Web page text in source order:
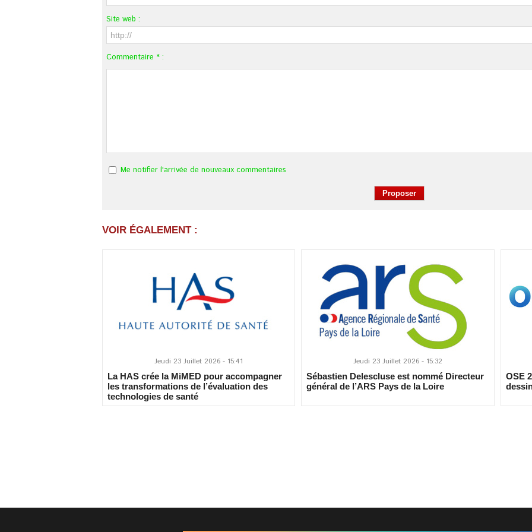
Site web :
Commentaire * :
Me notifier l'arrivée de nouveaux commentaires
VOIR ÉGALEMENT :
Jeudi 23 Juillet 2026 - 15:41
La HAS crée la MiMED pour accompagner
les transformations de l’évaluation des
technologies de santé
Jeudi 23 Juillet 2026 - 15:32
Sébastien Delescluse est nommé Directeur
général de l’ARS Pays de la Loire
OSE